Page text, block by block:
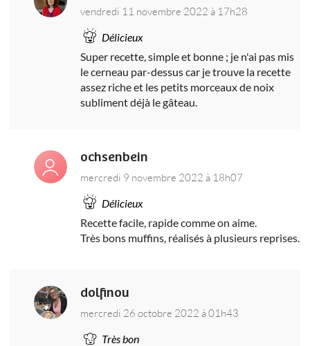
vendredi 11 novembre 2022 à 17h28
Délicieux
Super recette, simple et bonne ; je n'ai pas mis
le cerneau par-dessus car je trouve la recette
assez riche et les petits morceaux de noix
subliment déjà le gâteau.
ochsenbein
mercredi 9 novembre 2022 à 18h07
Délicieux
Recette facile, rapide comme on aime.
Très bons muffins, réalisés à plusieurs reprises.
dolfinou
mercredi 26 octobre 2022 à 01h43
Très bon